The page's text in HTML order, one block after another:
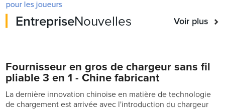
pour les joueurs
EntrepriseNouvelles Voir plus
Fournisseur en gros de chargeur sans fil
pliable 3 en 1 - Chine fabricant
La dernière innovation chinoise en matière de technologie
de chargement est arrivée avec l'introduction du chargeur